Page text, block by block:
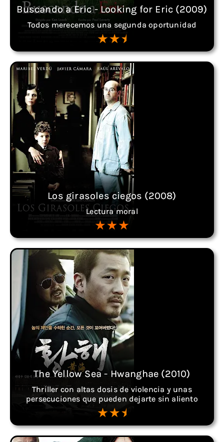
Buscando a Eric - Looking for Eric (2009)
Todos merecemos una segunda oportunidad
Los girasoles ciegos (2008)
Lectura moral
The Yellow Sea - Hwanghae (2010)
Thriller con altas dosis de violencia y unas
persecuciones que pueden dejarte sin aliento